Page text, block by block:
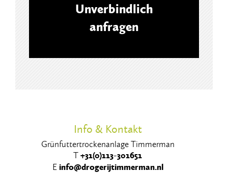
Unverbindlich
anfragen
Info & Kontakt
Grünfuttertrockenanlage Timmerman
T +31(0)113-301651
Einfo@drogerijtimmerman.nl